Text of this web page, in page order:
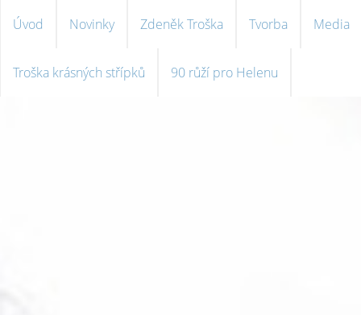
Úvod Novinky Zdeněk Troška Tvorba Media
Troška krásných střípků 90 růží pro Helenu